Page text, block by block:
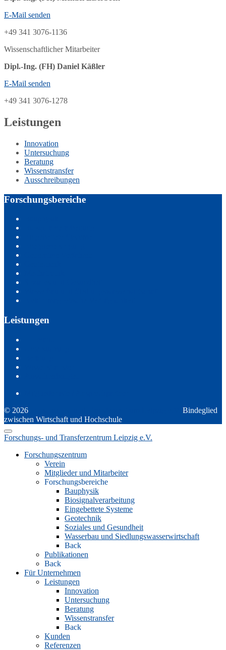
E-Mail senden
+49 341 3076-1136
Wissenschaftlicher Mitarbeiter
Dipl.-Ing. (FH) Daniel Käßler
E-Mail senden
+49 341 3076-1278
Leistungen
Innovation
Untersuchung
Beratung
Wissenstransfer
Ausschreibungen
Forschungsbereiche
Leistungen
© 2026
Bindeglied
zwischen Wirtschaft und Hochschule
Forschungs- und Transferzentrum Leipzig e.V.
Forschungszentrum
Verein
Mitglieder und Mitarbeiter
Forschungsbereiche
Bauphysik
Biosignalverarbeitung
Eingebettete Systeme
Geotechnik
Soziales und Gesundheit
Wasserbau und Siedlungswasserwirtschaft
Back
Publikationen
Back
Für Unternehmen
Leistungen
Innovation
Untersuchung
Beratung
Wissenstransfer
Back
Kunden
Referenzen